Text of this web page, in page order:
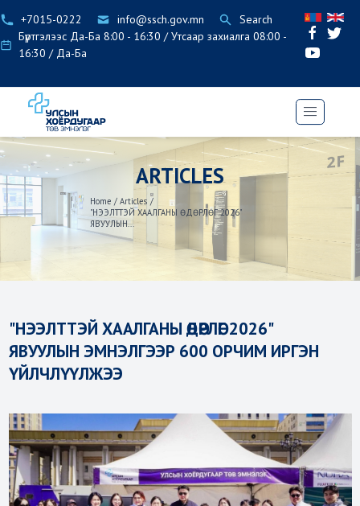
+7015-0222 info@ssch.gov.mn
Search
Бүртгэлээс Да-Ба 8:00 - 16:30 / Утсаар захиалга 08:00 -
16:30 / Да-Ба
ARTICLES
Home / Articles /
"НЭЭЛТТЭЙ ХААЛГАНЫ ӨДӨРЛӨГ 2026"
ЯВУУЛЫН...
"НЭЭЛТТЭЙ ХААЛГАНЫ ӨДӨРЛӨГ 2026"
ЯВУУЛЫН ЭМНЭЛГЭЭР 600 ОРЧИМ ИРГЭН
ҮЙЛЧЛҮҮЛЖЭЭ